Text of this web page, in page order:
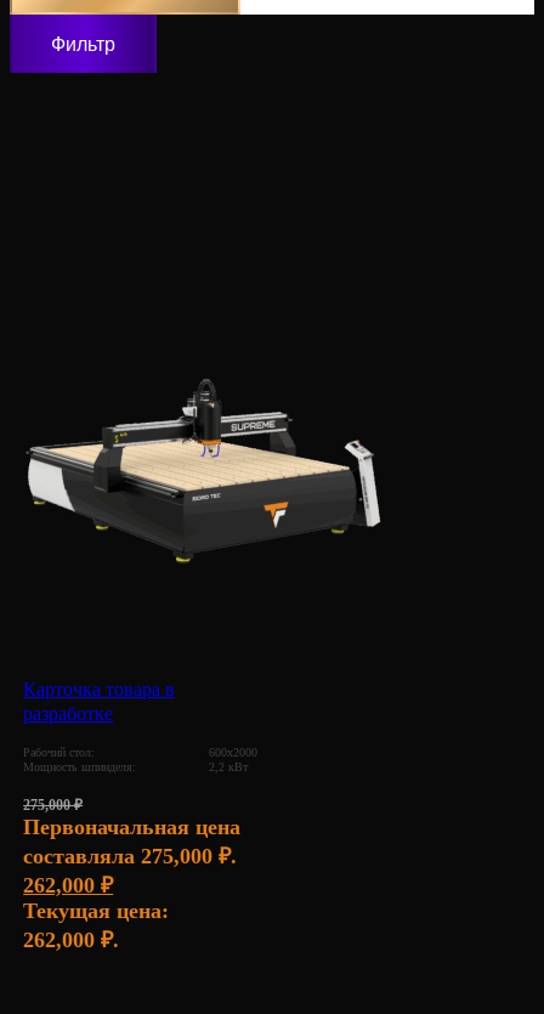
Фильтр
Карточка товара в
разработке
Рабочий стол:
600х2000
Мощность шпинделя:
2,2 кВт
275,000₽
Первоначальная цена
составляла 275,000 ₽.
262,000₽
Текущая цена:
262,000 ₽.